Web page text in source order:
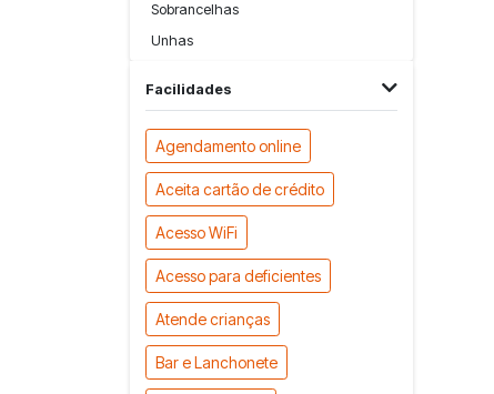
Sobrancelhas
Unhas
Facilidades
Agendamento online
Aceita cartão de crédito
Acesso WiFi
Acesso para deficientes
Atende crianças
Bar e Lanchonete